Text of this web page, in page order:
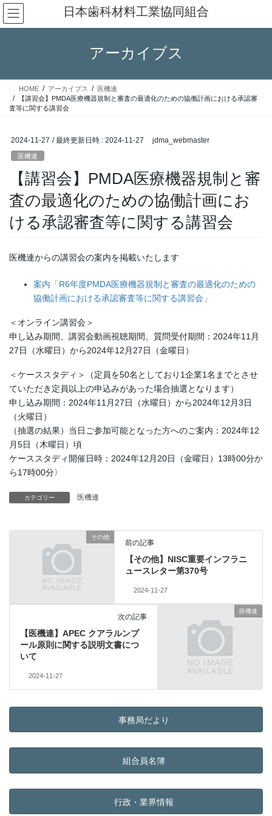
コ
ン
テ
ス
ナ
ビ
ゲ
ン
日本歯科材料工業協同組合
アーカイブス
HOME アーカイブス
医機連
【講習会】PMDA医療機器規制と審査の最適化のための協働計画における承認審
査等に関する講習会
2024-11-27 / 最終更新日時 : 2024-11-27 jdma_webmaster
医機連
【講習会】PMDA医療機器規制と審
査の最適化のための協働計画にお
ける承認審査等に関する講習会
医機連からの講習会の案内を掲載いたします
案内「R6年度PMDA医療機器規制と審査の最適化のための
協働計画における承認審査等に関する講習会」
＜オンライン講習会＞
申し込み期間、講習会動画視聴期間、質問受付期間：2024年11月
27日（水曜日）から2024年12月27日（金曜日）
＜ケーススタディ＞（定員を50名としており1企業1名までとさせ
ていただき定員以上の申込みがあった場合抽選となります）
申し込み期間：2024年11月27日（水曜日）から2024年12月3日
（火曜日）
（抽選の結果）当日ご参加可能となった方へのご案内：2024年12
月5日（木曜日）頃
ケーススタディ開催日時：2024年12月20日（金曜日）13時00分か
ら17時00分〉
カテゴリー 医機連
その他
前の記事
【その他】NISC重要インフラニ
ュースレター第370号
2024-11-27
医機連
次の記事
【医機連】APEC クアラルンプ
ール原則に関する説明文書につ
いて
2024-11-27
事務局だより
組合員名簿
行政・業界情報